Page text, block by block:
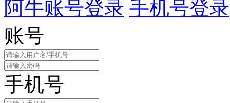
阿牛账号登录 手机号登录
账号
手机号